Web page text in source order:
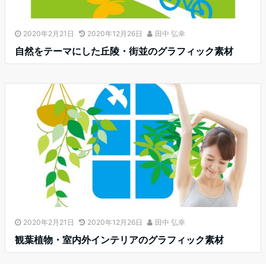
2020年2月21日 2020年12月26日 田中 弘幸
自然をテーマにした丘陵・街並のグラフィック素材
2020年2月21日 2020年12月26日 田中 弘幸
観葉植物・室内外インテリアのグラフィック素材